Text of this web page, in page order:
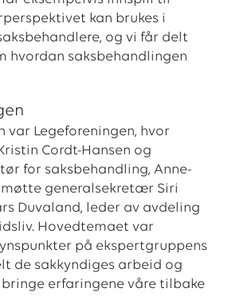
kan brukes i
og vi får delt
hvordan saksbehandlingen
var Legeforeningen, hvor
Cordt-Hansen og
for saksbehandling, Anne-
møtte generalsekretær Siri
Duvaland, leder av avdeling
Hovedtemaet var
på ekspertgruppens
de sakkyndiges arbeid og
bringe erfaringene våre tilbake